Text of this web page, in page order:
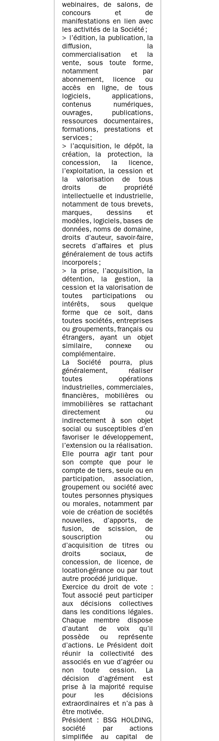
webinaires, de salons, de
concours et de
manifestations en lien avec
les activités de la Société ;
> l’édition, la publication, la
diffusion, la
commercialisation et la
vente, sous toute forme,
notamment par
abonnement, licence ou
accès en ligne, de tous
logiciels, applications,
contenus numériques,
ouvrages, publications,
ressources documentaires,
formations, prestations et
services ;
> l’acquisition, le dépôt, la
création, la protection, la
concession, la licence,
l’exploitation, la cession et
la valorisation de tous
droits de propriété
intellectuelle et industrielle,
notamment de tous brevets,
marques, dessins et
modèles, logiciels, bases de
données, noms de domaine,
droits d’auteur, savoir-faire,
secrets d’affaires et plus
généralement de tous actifs
incorporels ;
> la prise, l’acquisition, la
détention, la gestion, la
cession et la valorisation de
toutes participations ou
intérêts, sous quelque
forme que ce soit, dans
toutes sociétés, entreprises
ou groupements, français ou
étrangers, ayant un objet
similaire, connexe ou
complémentaire.
La Société pourra, plus
généralement, réaliser
toutes opérations
industrielles, commerciales,
financières, mobilières ou
immobilières se rattachant
directement ou
indirectement à son objet
social ou susceptibles d’en
favoriser le développement,
l’extension ou la réalisation.
Elle pourra agir tant pour
son compte que pour le
compte de tiers, seule ou en
participation, association,
groupement ou société avec
toutes personnes physiques
ou morales, notamment par
voie de création de sociétés
nouvelles, d’apports, de
fusion, de scission, de
souscription ou
d’acquisition de titres ou
droits sociaux, de
concession, de licence, de
location-gérance ou par tout
autre procédé juridique.
Exercice du droit de vote :
Tout associé peut participer
aux décisions collectives
dans les conditions légales.
Chaque membre dispose
d’autant de voix qu’il
possède ou représente
d’actions. Le Président doit
réunir la collectivité des
associés en vue d’agréer ou
non toute cession. La
décision d’agrément est
prise à la majorité requise
pour les décisions
extraordinaires et n’a pas à
être motivée.
Président : BSG HOLDING,
société par actions
simplifiée au capital de